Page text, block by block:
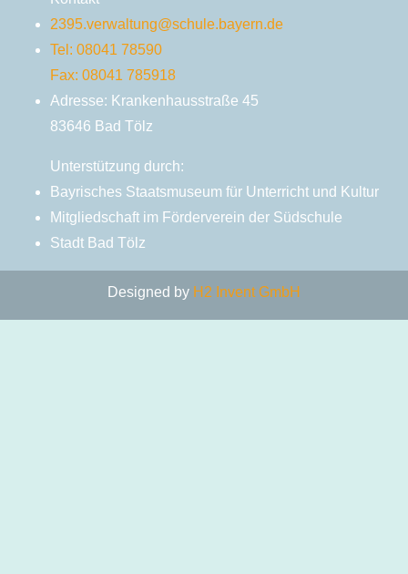
2395.verwaltung@schule.bayern.de
Tel: 08041 78590
Fax: 08041 785918
Adresse: Krankenhausstraße 45
83646 Bad Tölz
Unterstützung durch:
Bayrisches Staatsmuseum für Unterricht und Kultur
Mitgliedschaft im Förderverein der Südschule
Stadt Bad Tölz
Designed by H2 Invent GmbH